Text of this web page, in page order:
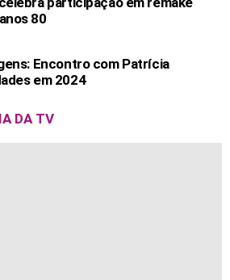
80
Encontro com Patrícia
em 2024
DA TV